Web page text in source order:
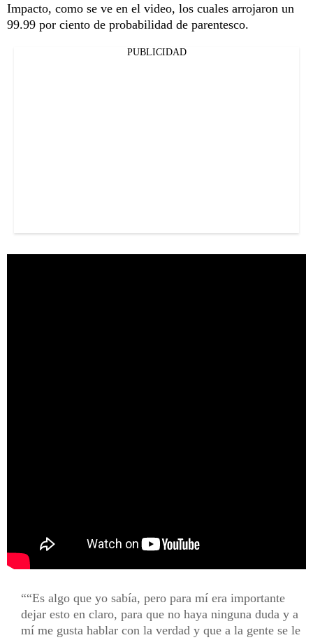
Impacto, como se ve en el video, los cuales arrojaron un
99.99 por ciento de probabilidad de parentesco.
PUBLICIDAD
“Es algo que yo sabía, pero para mí era importante
dejar esto en claro, para que no haya ninguna duda y a
mí me gusta hablar con la verdad y que a la gente se le